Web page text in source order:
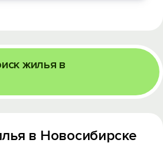
жилья в
в Новосибирске